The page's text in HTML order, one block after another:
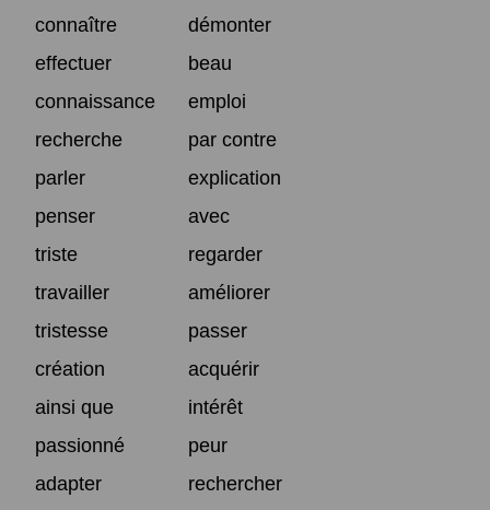
connaître
démonter
effectuer
beau
connaissance
emploi
recherche
par contre
parler
explication
penser
avec
triste
regarder
travailler
améliorer
tristesse
passer
création
acquérir
ainsi que
intérêt
passionné
peur
adapter
rechercher